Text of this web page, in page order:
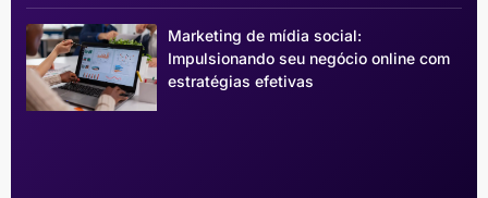
Marketing de mídia social:
Impulsionando seu negócio online com
estratégias efetivas